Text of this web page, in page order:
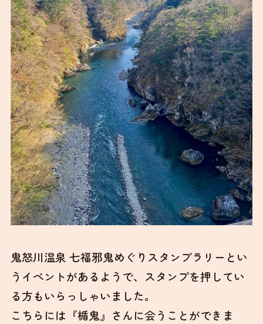
鬼怒川温泉 七福邪鬼めぐりスタンプラリーとい
うイベントがあるようで、スタンプを押してい
る方もいらっしゃいました。
こちらには『楯鬼』さんに会うことができま